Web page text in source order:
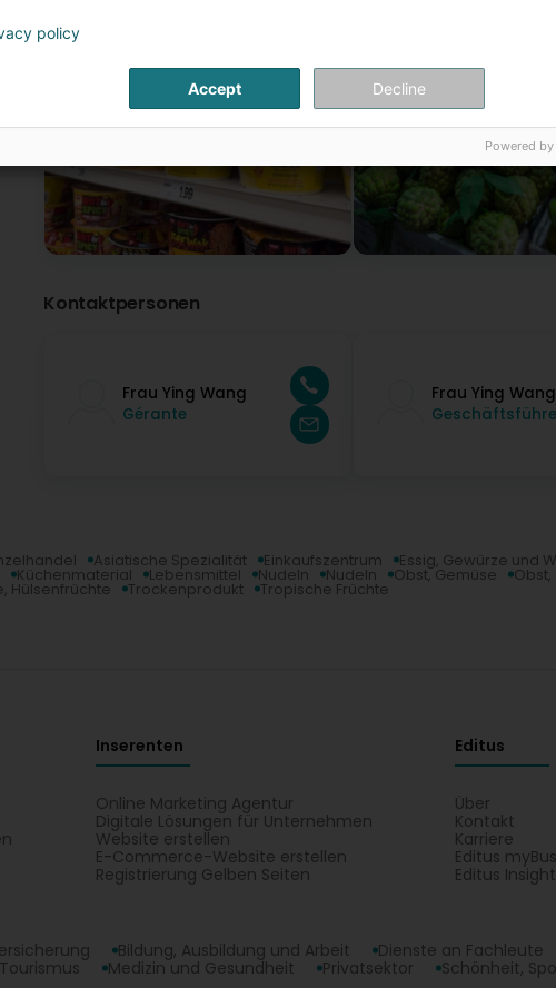
Kontaktpersonen
Frau Ying Wang
Gérante
Frau Ying Wang
Asiatische Spezialität Einkaufszentrum Essig, Gewürze und
Küchenmaterial Lebensmittel Nudeln Nudeln Obst, Gemüse
Hülsenfrüchte Trockenprodukt Tropische Früchte
Inserenten
Online Marketing Agentur
Digitale Lösungen für Unternehmen
Website erstellen
E-Commerce-Website erstellen
Registrierung Gelben Seiten
Editus
Über
Kontakt
Karriere
Editus
Editus Insight
Bildung, Ausbildung und Arbeit
Dienste an Fachleute
Medizin und Gesundheit Privatsektor
Schönheit,
policy
Accept Decline
Powered by